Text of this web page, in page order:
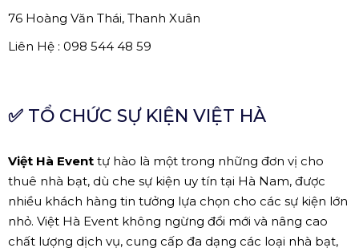
76 Hoàng Văn Thái, Thanh Xuân
Liên Hệ : 098 544 48 59
✅ TỔ CHỨC SỰ KIỆN VIỆT HÀ
Việt Hà Event tự hào là một trong những đơn vị cho
thuê nhà bạt, dù che sự kiện uy tín tại Hà Nam, được
nhiều khách hàng tin tưởng lựa chọn cho các sự kiện lớn
nhỏ. Việt Hà Event không ngừng đổi mới và nâng cao
chất lượng dịch vụ, cung cấp đa dạng các loại nhà bạt,